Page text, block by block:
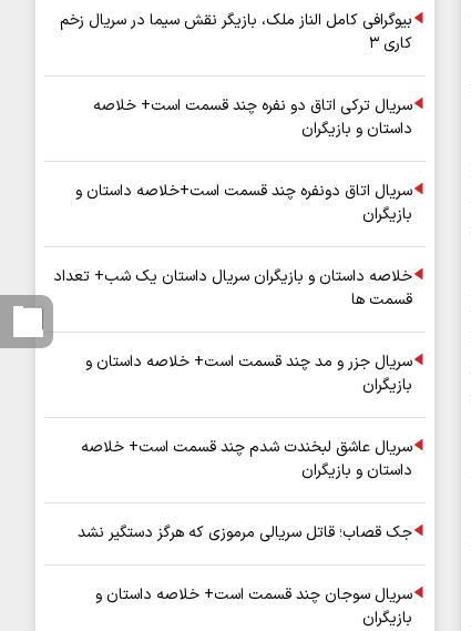
بیوگرافی کامل الناز ملک، بازیگر نقش سیما در سریال زخم
کاری ۳
سریال ترکی اتاق دو نفره چند قسمت است+ خلاصه
داستان و بازیگران
سریال اتاق دونفره چند قسمت است+خلاصه داستان و
بازیگران
خلاصه داستان و بازیگران سریال داستان یک شب+ تعداد
قسمت ها
سریال جزر و مد چند قسمت است+ خلاصه داستان و
بازیگران
سریال عاشق لبخندت شدم چند قسمت است+ خلاصه
داستان و بازیگران
جک قصاب؛ قاتل سریالی مرموزی که هرگز دستگیر نشد
سریال سوجان چند قسمت است+ خلاصه داستان و
بازیگران